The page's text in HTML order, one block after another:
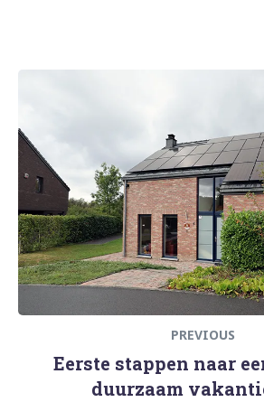
Bericht
PREVIOUS
Eerste stappen naar
duurzaam